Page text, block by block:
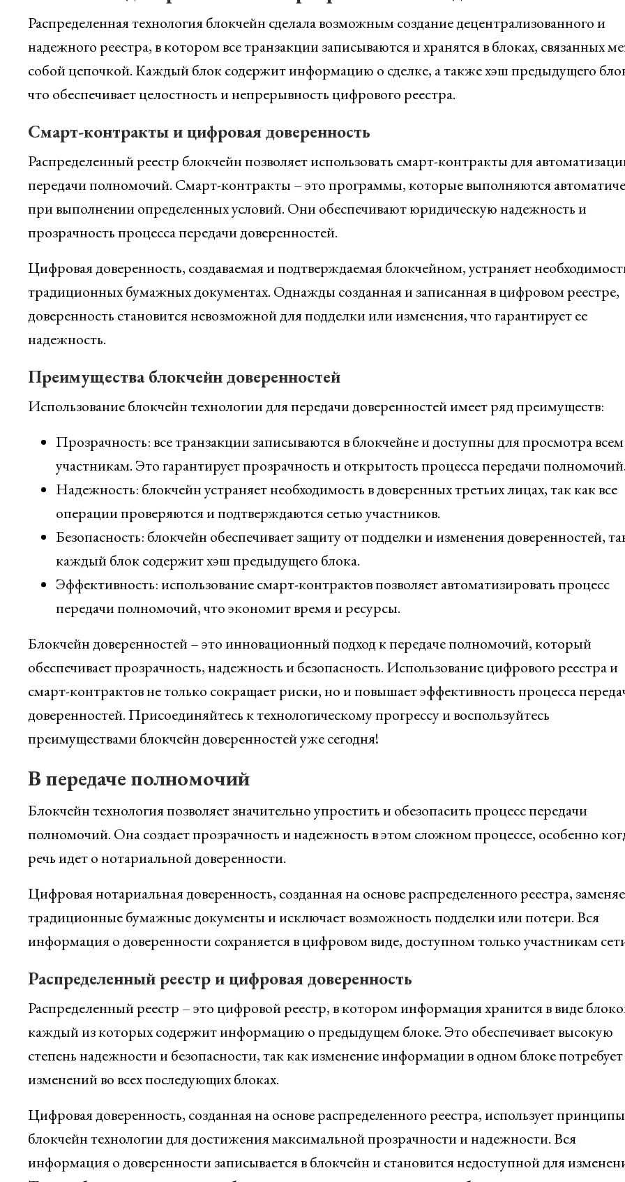
Распределенная технология блокчейн сделала возможным создание децентрализованного и
надежного реестра, в котором все транзакции записываются и хранятся в блоках, связанных
собой цепочкой. Каждый блок содержит информацию о сделке, а также хэш предыдущего
что обеспечивает целостность и непрерывность цифрового реестра.
Смарт-контракты и цифровая доверенность
Распределенный реестр блокчейн позволяет использовать смарт-контракты для
передачи полномочий. Смарт-контракты – это программы, которые выполняются
при выполнении определенных условий. Они обеспечивают юридическую надежность и
прозрачность процесса передачи доверенностей.
Цифровая доверенность, создаваемая и подтверждаемая блокчейном, устраняет
традиционных бумажных документах. Однажды созданная и записанная в цифровом реестре,
доверенность становится невозможной для подделки или изменения, что гарантирует ее
надежность.
Преимущества блокчейн доверенностей
Использование блокчейн технологии для передачи доверенностей имеет ряд преимуществ:
Прозрачность: все транзакции записываются в блокчейне и доступны для просмотра всем
участникам. Это гарантирует прозрачность и открытость процесса передачи полномочий.
Надежность: блокчейн устраняет необходимость в доверенных третьих лицах, так как все
операции проверяются и подтверждаются сетью участников.
Безопасность: блокчейн обеспечивает защиту от подделки и изменения доверенностей,
каждый блок содержит хэш предыдущего блока.
Эффективность: использование смарт-контрактов позволяет автоматизировать процесс
передачи полномочий, что экономит время и ресурсы.
Блокчейн доверенностей – это инновационный подход к передаче полномочий, который
обеспечивает прозрачность, надежность и безопасность. Использование цифрового реестра и
смарт-контрактов не только сокращает риски, но и повышает эффективность процесса
доверенностей. Присоединяйтесь к технологическому прогрессу и воспользуйтесь
преимуществами блокчейн доверенностей уже сегодня!
В передаче полномочий
Блокчейн технология позволяет значительно упростить и обезопасить процесс передачи
полномочий. Она создает прозрачность и надежность в этом сложном процессе, особенно
речь идет о нотариальной доверенности.
Цифровая нотариальная доверенность, созданная на основе распределенного реестра,
традиционные бумажные документы и исключает возможность подделки или потери. Вся
информация о доверенности сохраняется в цифровом виде, доступном только участникам
Распределенный реестр и цифровая доверенность
Распределенный реестр – это цифровой реестр, в котором информация хранится в виде
каждый из которых содержит информацию о предыдущем блоке. Это обеспечивает высокую
степень надежности и безопасности, так как изменение информации в одном блоке потребует
изменений во всех последующих блоках.
Цифровая доверенность, созданная на основе распределенного реестра, использует принципы
блокчейн технологии для достижения максимальной прозрачности и надежности. Вся
информация о доверенности записывается в блокчейн и становится недоступной для